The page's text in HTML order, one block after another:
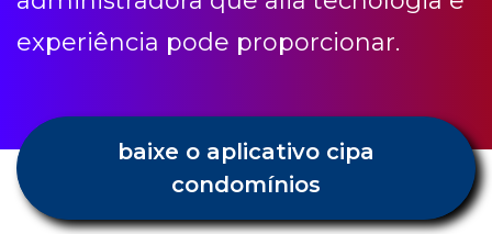
condomínios
Condomínio etc
Receba todas as novidades e dicas
Cipa.